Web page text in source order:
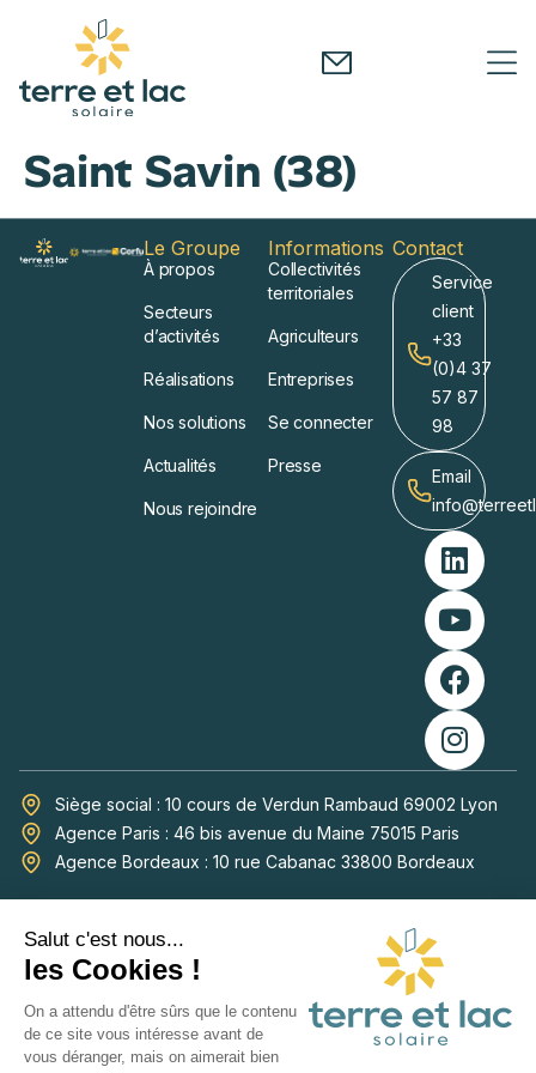
Saint Savin (38)
Le Groupe
À propos
Secteurs
d’activités
Réalisations
Nos solutions
Actualités
Nous rejoindre
Informations
Collectivités
territoriales
Agriculteurs
Entreprises
Se connecter
Presse
Contact
Service
client
+33
(0)4 37
57 87
98
Email
Siège social : 10 cours de Verdun Rambaud 69002 Lyon
Agence Paris : 46 bis avenue du Maine 75015 Paris
Agence Bordeaux : 10 rue Cabanac 33800 Bordeaux
© Terre & lac Tous droits réservés.
Mentions légales
Politique de confidentialité
Plan de site
Réalisé par l’agence web Novius